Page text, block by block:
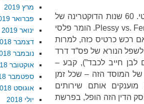
פעמים רבות, אולי רבות מדי, המאבק הזה היה משפטי. 60 שנות הדוקטרינה של
“שווים אך נפרדים” מקורן בפסק הדין בפרשת Plessy vs. Ferguson. הומר פלסי
רכש כרטיס כזה, למרות
הנורא של פס”ד דרד
לבן חייב לכבד”), קבע –
של המוסד הזה – שכל זמן
אותם שירותים
נדרשו 60 שנים עד שפסק הדין הזה הופל, בפרשת
מרץ 2019
פברואר 2019
ינואר 2019
דצמבר 2018
נובמבר 2018
אוקטובר 2018
ספטמבר 2018
אוגוסט 2018
יולי 2018